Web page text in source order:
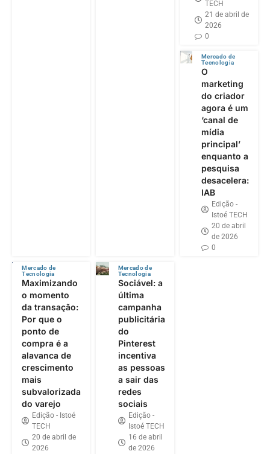
TECH
21 de abril de
2026
0
Mercado de
Tecnologia
O
marketing
do criador
agora é um
‘canal de
mídia
principal’
enquanto a
pesquisa
desacelera:
IAB
Edição -
Istoé TECH
20 de abril
de 2026
0
Mercado de
Tecnologia
Maximizando
o momento
da transação:
Por que o
ponto de
compra é a
alavanca de
crescimento
mais
subvalorizada
do varejo
Edição - Istoé
TECH
20 de abril de
2026
Mercado de
Tecnologia
Sociável: a
última
campanha
publicitária
do
Pinterest
incentiva
as pessoas
a sair das
redes
sociais
Edição -
Istoé TECH
16 de abril
de 2026